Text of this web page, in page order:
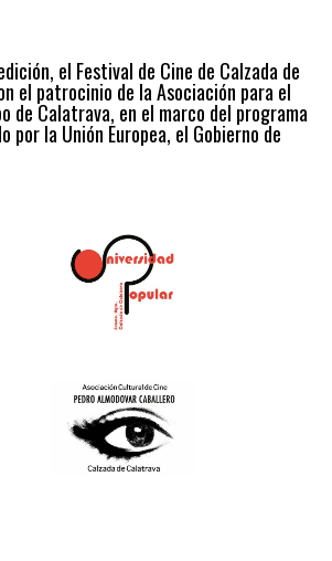
el Festival de Cine de Calzada de
el patrocinio de la Asociación para el
de Calatrava, en el marco del programa
por la Unión Europea, el Gobierno de